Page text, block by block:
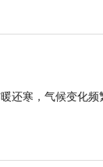
还寒，气候变化频